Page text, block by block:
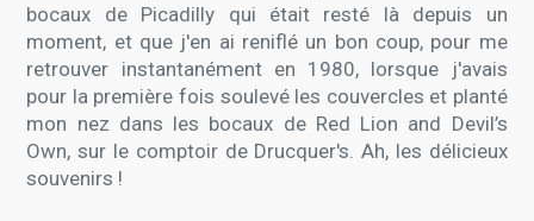
bocaux de Picadilly qui était resté là depuis un
moment, et que j'en ai reniflé un bon coup, pour me
retrouver instantanément en 1980, lorsque j'avais
pour la première fois soulevé les couvercles et planté
mon nez dans les bocaux de Red Lion and Devil’s
Own, sur le comptoir de Drucquer's. Ah, les délicieux
souvenirs !